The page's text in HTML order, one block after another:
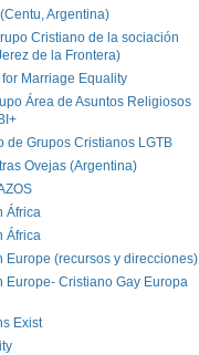
Argentina)
Cristiano de la sociación
de la Frontera)
Marriage Equality
Área de Asuntos Religiosos
de Grupos Cristianos LGTB
Ovejas (Argentina)
África
África
Europe (recursos y direcciones)
Europe- Cristiano Gay Europa
Exist